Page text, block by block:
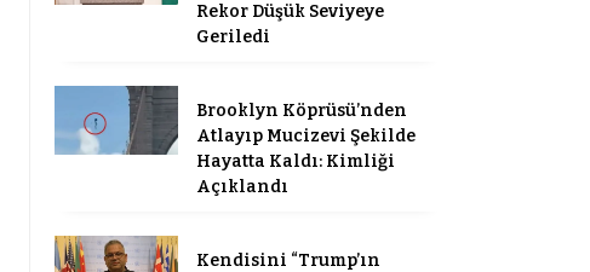
Rekor Düşük Seviyeye
Geriledi
Brooklyn Köprüsü’nden
Atlayıp Mucizevi Şekilde
Hayatta Kaldı: Kimliği
Açıklandı
Kendisini “Trump’ın